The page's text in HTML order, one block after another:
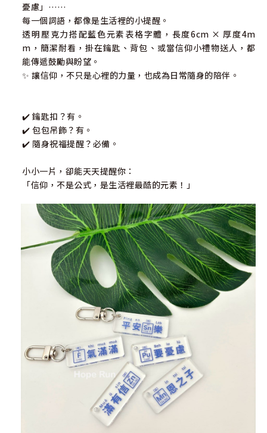
憂慮」……
每一個詞語，都像是生活裡的小提醒。
透明壓克力搭配藍色元素表格字體，長度6cm × 厚度4m
m，簡潔耐看，掛在鑰匙、背包、或當信仰小禮物送人，都
能傳遞鼓勵與盼望。
✨ 讓信仰，不只是心裡的力量，也成為日常隨身的陪伴。
✔️ 鑰匙扣？有。
✔️ 包包吊飾？有。
✔️ 隨身祝福提醒？必備。
小小一片，卻能天天提醒你：
「信仰，不是公式，是生活裡最酷的元素！」